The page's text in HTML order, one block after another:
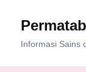
Informasi Sains